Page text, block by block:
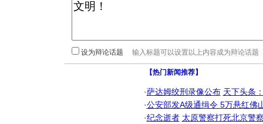
设为辩论话题
【热门新闻推荐】
·萨达姆绞刑录像公布 天下头条
·公安部发A级通缉令 5万悬红佛
·纪念逝者 太原警察打死北京警